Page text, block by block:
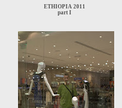
ETHIOPIA 2011
part I